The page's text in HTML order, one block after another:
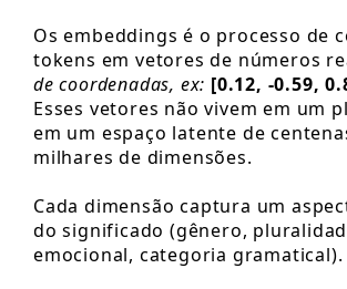
Os embeddings é o processo de
tokens em vetores de números
de coordenadas, ex: [0.12, -0.59,
Esses vetores não vivem em um
em um espaço latente de
milhares de dimensões.
Cada dimensão captura um
do significado (gênero,
emocional, categoria gramatical).